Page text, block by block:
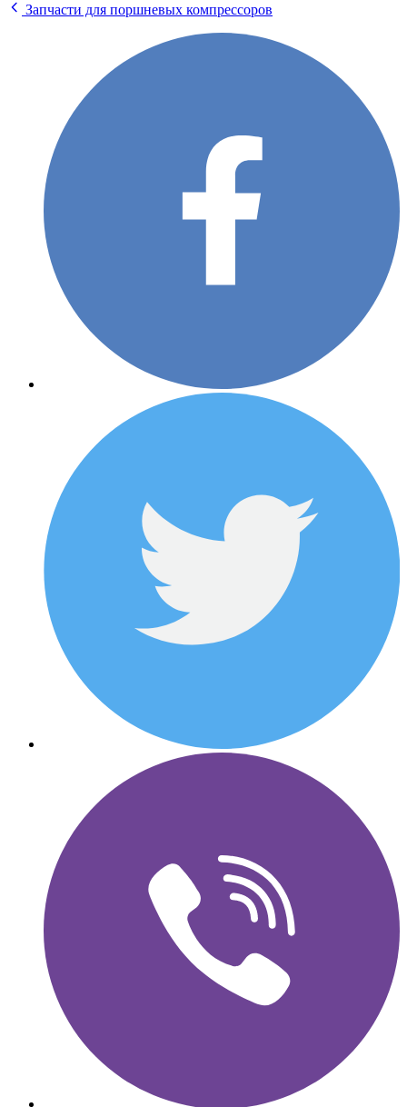
Запчасти для поршневых компрессоров